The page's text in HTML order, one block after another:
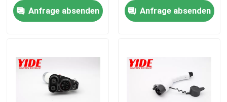
Über uns
Kontakte
Anfrage absenden
Anfrage absenden